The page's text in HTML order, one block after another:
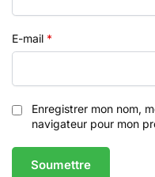
E-mail *
Enregistrer mon nom,
navigateur pour mon